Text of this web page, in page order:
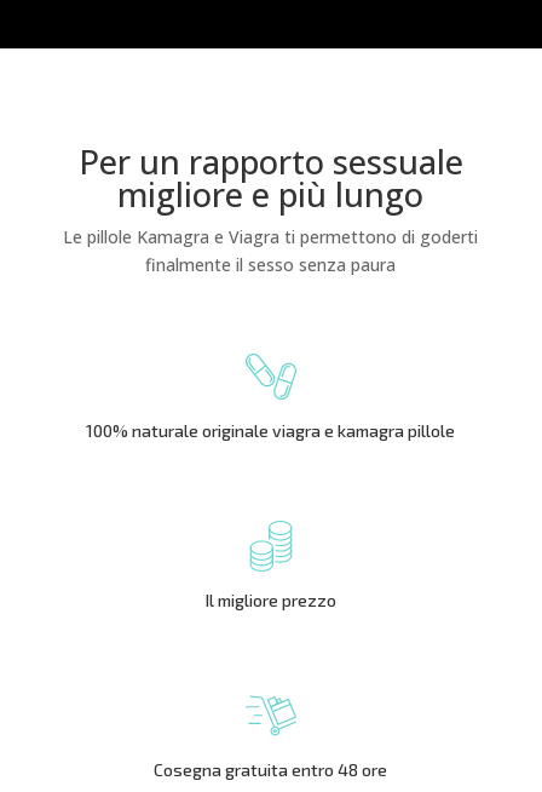
Per un rapporto sessuale
migliore e più lungo
Le pillole Kamagra e Viagra ti permettono di goderti
finalmente il sesso senza paura
100% naturale originale viagra e kamagra pillole
Il migliore prezzo
Cosegna gratuita entro 48 ore